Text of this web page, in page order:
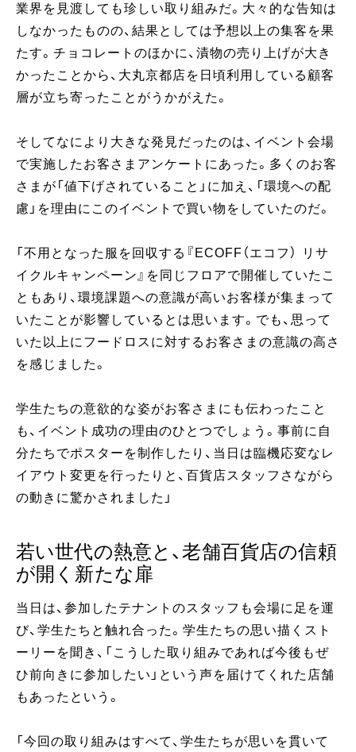
業界を見渡しても珍しい取り組みだ。大々的な告知は
しなかったものの、結果としては予想以上の集客を果
たす。チョコレートのほかに、漬物の売り上げが大き
かったことから、大丸京都店を日頃利用している顧客
層が立ち寄ったことがうかがえた。
そしてなにより大きな発見だったのは、イベント会場
で実施したお客さまアンケートにあった。多くのお客
さまが「値下げされていること」に加え、「環境への配
慮」を理由にこのイベントで買い物をしていたのだ。
「不用となった服を回収する『ECOFF（エコフ） リサ
イクルキャンペーン』を同じフロアで開催していたこ
ともあり、環境課題への意識が高いお客様が集まって
いたことが影響しているとは思います。でも、思って
いた以上にフードロスに対するお客さまの意識の高さ
を感じました。
学生たちの意欲的な姿がお客さまにも伝わったこと
も、イベント成功の理由のひとつでしょう。事前に自
分たちでポスターを制作したり、当日は臨機応変なレ
イアウト変更を行ったりと、百貨店スタッフさながら
の動きに驚かされました」
若い世代の熱意と、老舗百貨店の信頼
が開く新たな扉
当日は、参加したテナントのスタッフも会場に足を運
び、学生たちと触れ合った。学生たちの思い描くスト
ーリーを聞き、「こうした取り組みであれば今後もぜ
ひ前向きに参加したい」という声を届けてくれた店舗
もあったという。
「今回の取り組みはすべて、学生たちが思いを貫いて